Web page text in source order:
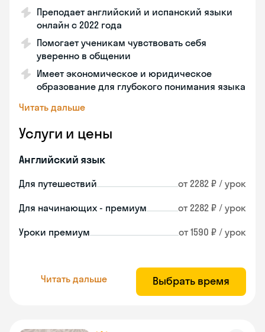
Преподает английский и испанский языки
онлайн с 2022 года
Помогает ученикам чувствовать себя
уверенно в общении
Имеет экономическое и юридическое
образование для глубокого понимания языка
Читать дальше
Услуги и цены
Английский язык
Для путешествий от 2282 ₽ / урок
Для начинающих - премиум от 2282 ₽ / урок
Уроки премиум от 1590 ₽ / урок
Читать дальше Выбрать время